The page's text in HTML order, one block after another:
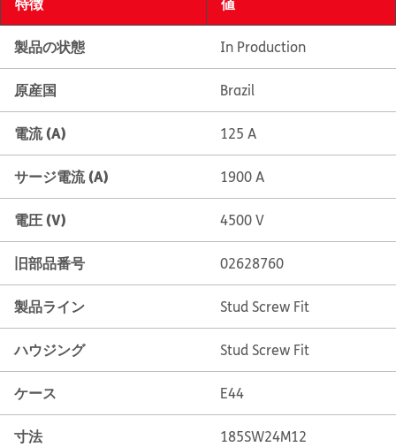
製品の状態 In Production
原産国 Brazil
電流 (A) 125 A
サージ電流 (A) 1900 A
電圧 (V) 4500 V
旧部品番号 02628760
製品ライン Stud Screw Fit
ハウジング Stud Screw Fit
ケース E44
寸法 185SW24M12